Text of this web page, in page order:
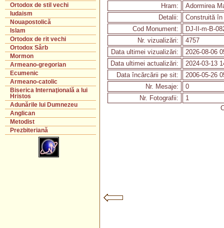
Ortodox de stil vechi
Iudaism
Nouapostolică
Islam
Ortodox de rit vechi
Ortodox Sârb
Mormon
Armeano-gregorian
Ecumenic
Armeano-catolic
Biserica Internaţională a lui
Hristos
Adunările lui Dumnezeu
Anglican
Metodist
Prezbiteriană
Hram:
Adormirea
Detalii:
Construită în
Cod Monument:
DJ-II-m-B-
Nr. vizualizări:
4757
Data ultimei vizualizări:
2026-08-06
Data ultimei actualizări:
2024-03-13
Data încărcării pe sit:
2006-05-26
Nr. Mesaje:
0
Nr. Fotografii:
1